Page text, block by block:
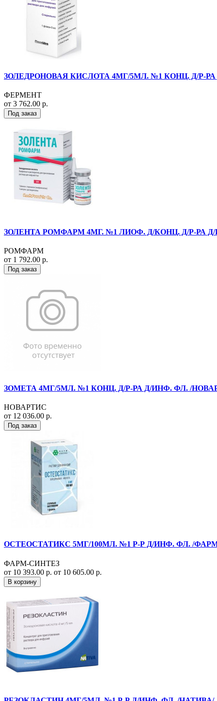
ЗОЛЕДРОНОВАЯ КИСЛОТА 4МГ/5МЛ. №1 КОНЦ. Д/Р-
ФЕРМЕНТ
от 3 762.00 р.
Под заказ
ЗОЛЕНТА РОМФАРМ 4МГ. №1 ЛИОФ. Д/КОНЦ. Д/Р-РА
РОМФАРМ
от 1 792.00 р.
Под заказ
ЗОМЕТА 4МГ/5МЛ. №1 КОНЦ. Д/Р-РА Д/ИНФ. ФЛ. /
НОВАРТИС
от 12 036.00 р.
Под заказ
ОСТЕОСТАТИКС 5МГ/100МЛ. №1 Р-Р Д/ИНФ. ФЛ. /
ФАРМ-СИНТЕЗ
от 10 393.00 р. от 10 605.00 р.
В корзину